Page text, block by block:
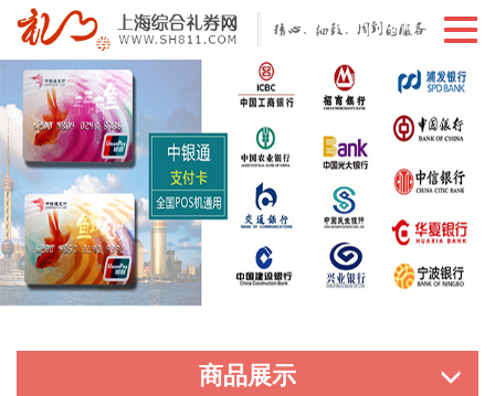
切
导
商品展示